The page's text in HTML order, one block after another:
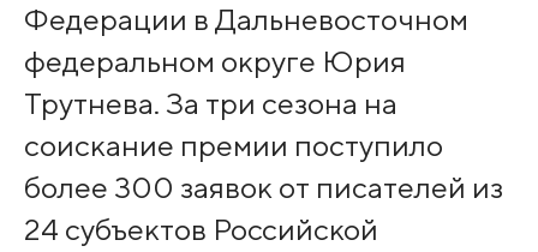
Федерации в Дальневосточном
федеральном округе Юрия
Трутнева. За три сезона на
соискание премии поступило
более 300 заявок от писателей из
24 субъектов Российской